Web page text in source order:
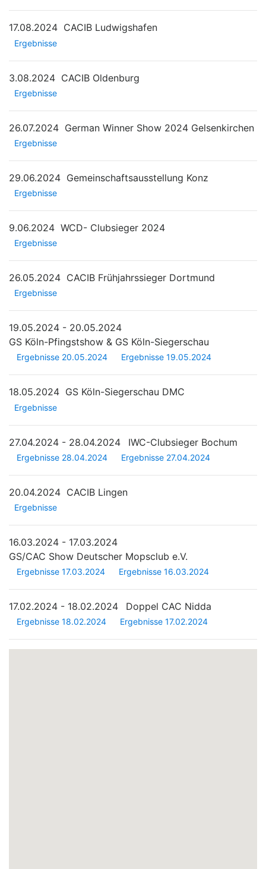
17.08.2024 CACIB Ludwigshafen
Ergebnisse
3.08.2024 CACIB Oldenburg
Ergebnisse
26.07.2024 German Winner Show 2024 Gelsenkirchen
Ergebnisse
29.06.2024 Gemeinschaftsausstellung Konz
Ergebnisse
9.06.2024 WCD- Clubsieger 2024
Ergebnisse
26.05.2024 CACIB Frühjahrssieger Dortmund
Ergebnisse
19.05.2024 - 20.05.2024
GS Köln-Pfingstshow & GS Köln-Siegerschau
Ergebnisse 20.05.2024 Ergebnisse 19.05.2024
18.05.2024 GS Köln-Siegerschau DMC
Ergebnisse
27.04.2024 - 28.04.2024 IWC-Clubsieger Bochum
Ergebnisse 28.04.2024 Ergebnisse 27.04.2024
20.04.2024 CACIB Lingen
Ergebnisse
16.03.2024 - 17.03.2024
GS/CAC Show Deutscher Mopsclub e.V.
Ergebnisse 17.03.2024 Ergebnisse 16.03.2024
17.02.2024 - 18.02.2024 Doppel CAC Nidda
Ergebnisse 18.02.2024 Ergebnisse 17.02.2024